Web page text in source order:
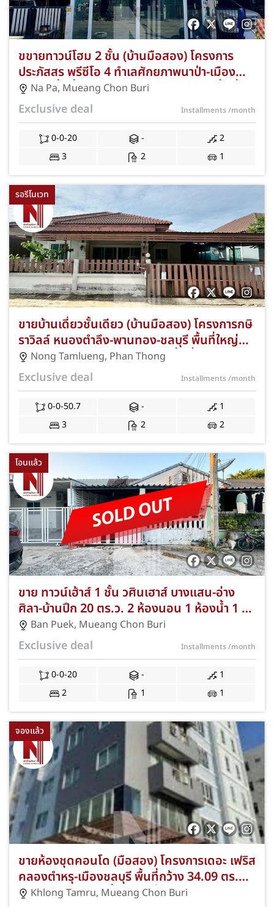
ขขายทาวน์โฮม 2 ชั้น (บ้านมือสอง) โครงการ
ประภัสสร พรีซีโอ 4 ทำเลศักยภาพนาป่า-เมือง
ชลบุรี เนื้อที่ 20 ตร.ว. 3 ห้องนอน 2 ห้องน้ำ ที่
จอดรถ 1 คัน เชื่อมต่อถนนศุขประยูรและ
มอเตอร์เวย์ สาย 7 ใกล้นิคมอมตะซิตี้ ชลบุรี และ
โรบินสัน ไลฟ์สไตล์ พร้อมฟรีค่าธรรมเนียมการ
โอนและค่าจดจำนอง JS-348
Na Pa, Mueang Chon Buri
Exclusive deal Installments/month
0-0-20 -
2
3
2 1
รอรีโนเวท
ขายบ้านเดี่ยวชั้นเดียว (บ้านมือสอง) โครงการกษิ
ราวิลล์ หนองตำลึง-พานทอง-ชลบุรี พื้นที่ใหญ่
50.70 ตร.ว. 3 ห้องนอน 2 ห้องน้ำ ที่จอดรถ 2
คัน ทำเลดีซอยเทศบาล 1 ใกล้นิคมอมตะซิตี้
ชลบุรี และวิทยาลัยอีเทค (E.Tech) แถมฟรีแอร์
และปั๊มน้ำ พร้อมโปรโมชั่นฟรีค่าธรรมเนียมการ
โอนและจดจำนอง JS-346
Nong Tamlueng, Phan Thong
Exclusive deal Installments/month
0-0-50.7 -
1
3
2 2
โอนแล้ว
ขาย ทาวน์เฮ้าส์ 1 ชั้น วศินเฮาส์ บางแสน-อ่าง
ศิลา-บ้านปึก 20 ตร.ว. 2 ห้องนอน 1 ห้องน้ำ 1 ที่
จอดรถ ใกล้ตลาดอ่างศิลา/ม.บูรพา ฟรีแอร์/ฟรี
โอนฯ! JS-337
Ban Puek, Mueang Chon Buri
Exclusive deal Installments/month
0-0-20 -
1
2
1 1
จองแล้ว
ขายห้องชุดคอนโด (มือสอง) โครงการเดอะ เฟริส
คลองตำหรุ-เมืองชลบุรี พื้นที่กว้าง 34.09 ตร.ม.
1 ห้องนอน 1 ห้องน้ำ ตึก 1 ชั้น 2 ทำเลดีติดถนน
Khlong Tamru, Mueang Chon Buri